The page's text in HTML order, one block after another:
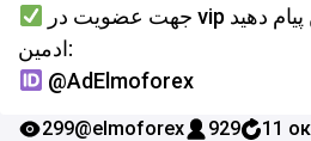
ادمین:
@AdElmoforex
299@elmoforex 929 11